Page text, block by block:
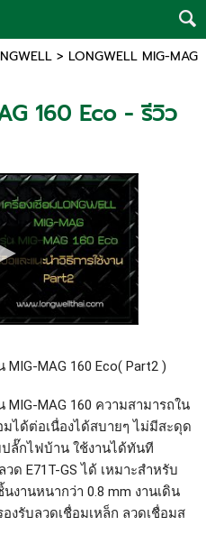
> LONGWELL MIG-MAG
160 Eco - รีวิว
MIG-MAG 160 Eco( Part2 )
MIG-MAG 160 ความสามารถใน
มได้ต่อเนื่องได้สบายๆ ไม่มีสะดุด
ปลั๊กไฟบ้าน ใช้งานได้ทันที
ด E71T-GS ได้ เหมาะสำหรับ
งานหนากว่า 0.8 mm งานเดิน
งรับลวดเชื่อมเหล็ก ลวดเชื่อมส